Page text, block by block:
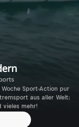
Sport-Action pur
aus aller Welt:
vieles mehr!